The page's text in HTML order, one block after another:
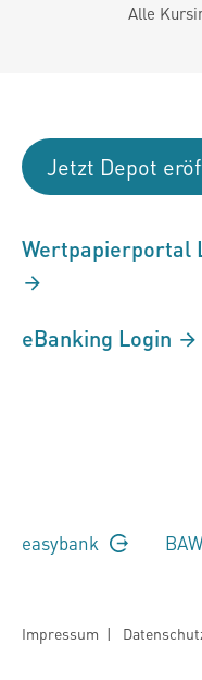
Alle
Jetzt Depot
Wertpapierportal
eBanking Login
easybank
Impressum |